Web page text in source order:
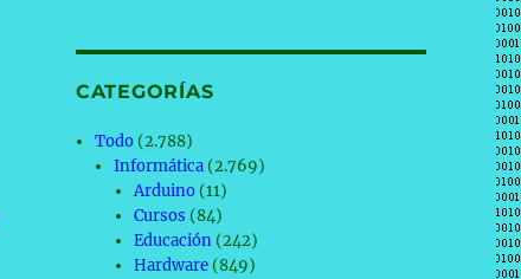
CATEGORÍAS
Todo (2.788)
Informática (2.769)
Arduino(11)
Cursos (84)
Educación(242)
Hardware(849)